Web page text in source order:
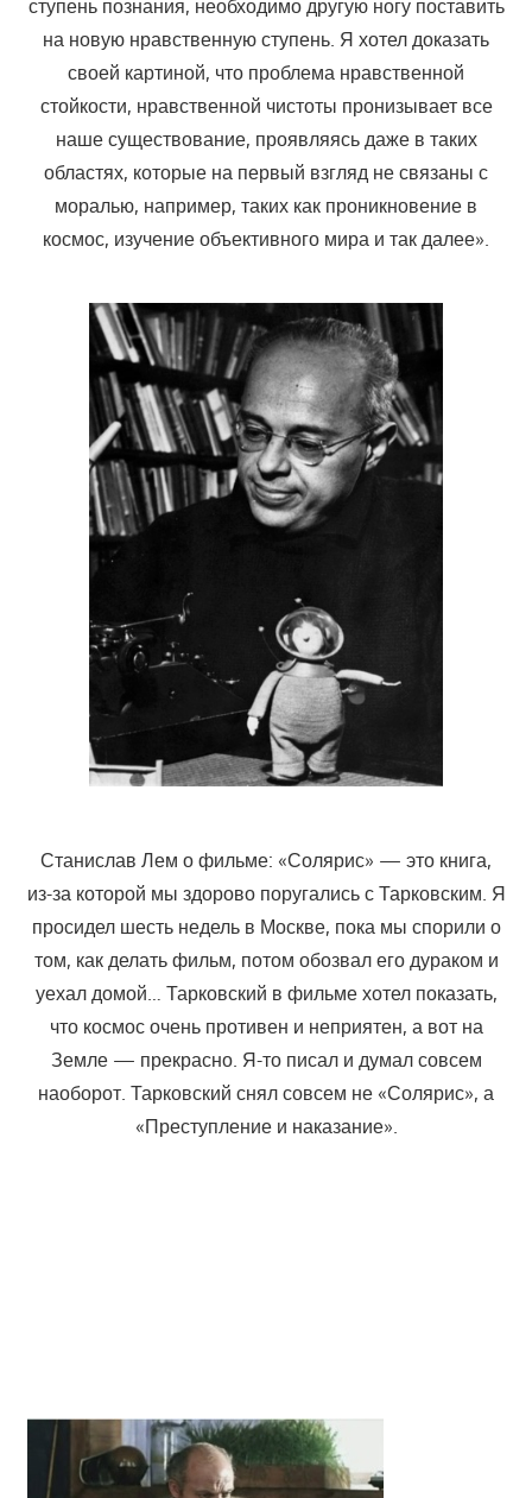
ступень познания, необходимо другую ногу поставить
на новую нравственную ступень. Я хотел доказать
своей картиной, что проблема нравственной
стойкости, нравственной чистоты пронизывает все
наше существование, проявляясь даже в таких
областях, которые на первый взгляд не связаны с
моралью, например, таких как проникновение в
космос, изучение объективного мира и так далее».
Станислав Лем о фильме: «Солярис» — это книга,
из-за которой мы здорово поругались с Тарковским. Я
просидел шесть недель в Москве, пока мы спорили о
том, как делать фильм, потом обозвал его дураком и
уехал домой… Тарковский в фильме хотел показать,
что космос очень противен и неприятен, а вот на
Земле — прекрасно. Я-то писал и думал совсем
наоборот. Тарковский снял совсем не «Солярис», а
«Преступление и наказание».